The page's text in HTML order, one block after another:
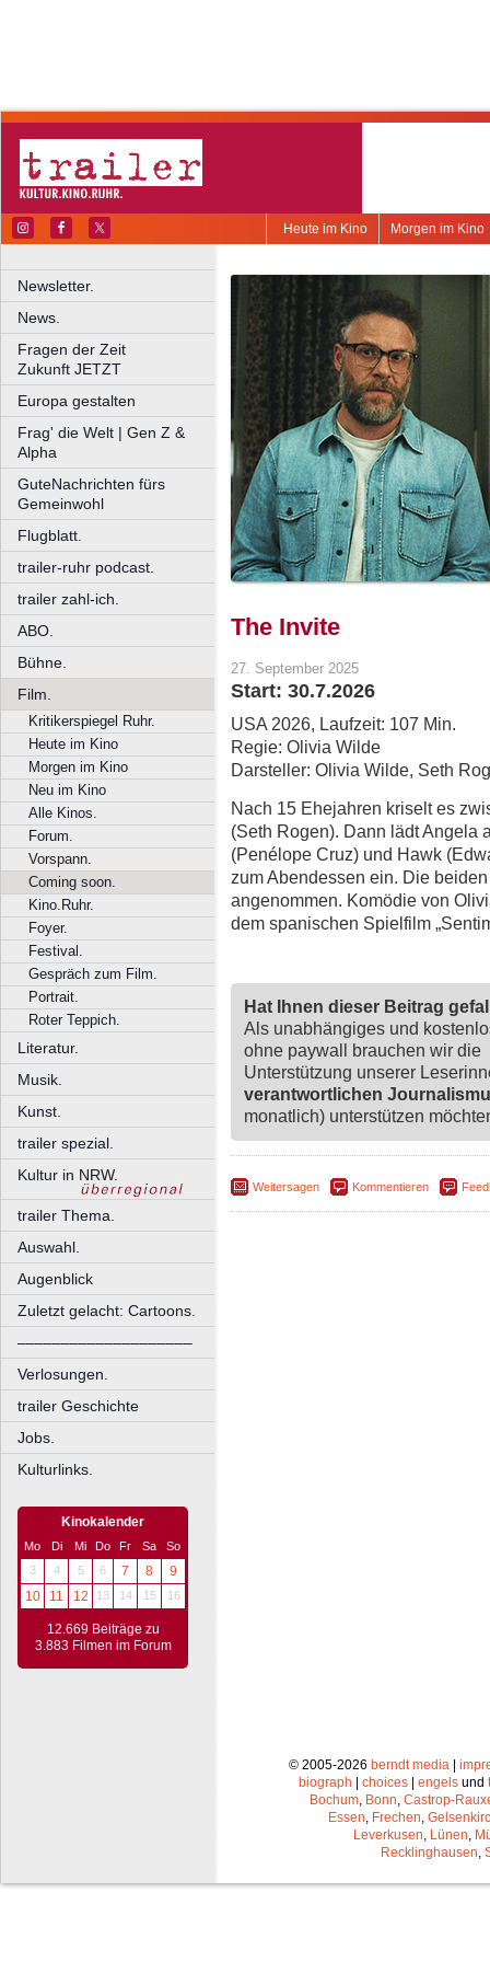
Morgen im Kino
Heute im Kino
Newsletter.
News.
Fragen der Zeit
Zukunft JETZT
Europa gestalten
Frag' die Welt | Gen Z &
Alpha
GuteNachrichten fürs
Gemeinwohl
Flugblatt.
trailer-ruhr podcast.
trailer zahl-ich.
ABO.
Bühne.
Film.
Kritikerspiegel Ruhr.
Heute im Kino
Morgen im Kino
Neu im Kino
Alle Kinos.
Forum.
Vorspann.
Coming soon.
Kino.Ruhr.
Foyer.
Festival.
Gespräch zum Film.
Portrait.
Roter Teppich.
Literatur.
Musik.
Kunst.
trailer spezial.
Kultur in NRW.
trailer Thema.
Auswahl.
Augenblick
Zuletzt gelacht: Cartoons.
––––––––––––––––––––
Verlosungen.
trailer Geschichte
Jobs.
Kulturlinks.
Kinokalender
Mo Di Mi Do Fr Sa
So
3
4 5 6 7 8
9
10
11 12 13 14 15 16
12.669 Beiträge zu
3.883 Filmen im Forum
The Invite
27. September 2025
Start: 30.7.2026
USA 2026, Laufzeit: 107 Min.
Regie: Olivia Wilde
Darsteller: Olivia Wilde, Seth
Nach 15 Ehejahren kriselt es
(Seth Rogen). Dann lädt Angela
(Penélope Cruz) und Hawk
zum Abendessen ein. Die
angenommen. Komödie von
dem spanischen Spielfilm
Hat Ihnen dieser Beitrag
Als unabhängiges und
ohne paywall brauchen wir die
Unterstützung unserer
verantwortlichen
monatlich) unterstützen
Weitersagen Kommentieren
© 2005-2026 berndt media|
biograph
choices engels und
Bochum, Bonn, Castrop-
Essen, Frechen,
Leverkusen, Lünen,
Recklinghausen,